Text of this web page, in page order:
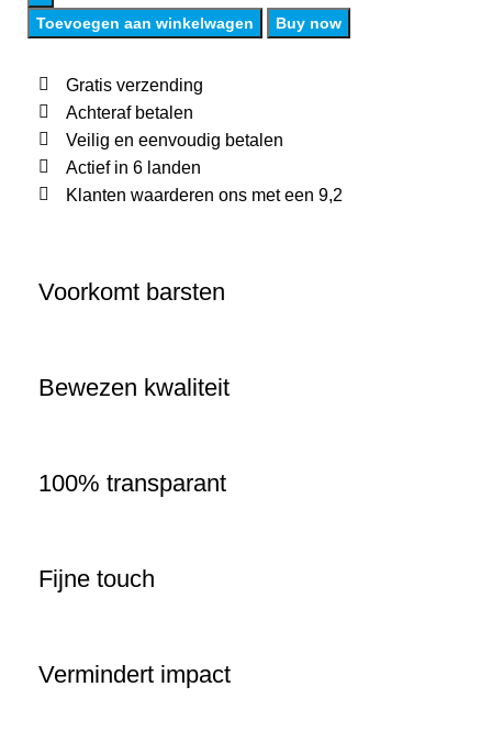
Toevoegen aan winkelwagen Buy now
Gratis verzending
Achteraf betalen
Veilig en eenvoudig betalen
Actief in 6 landen
Klanten waarderen ons met een 9,2
Voorkomt barsten
Bewezen kwaliteit
100% transparant
Fijne touch
Vermindert impact